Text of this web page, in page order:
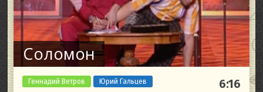
Соломон
Геннадий Ветров Юрий Гальцев 6:16